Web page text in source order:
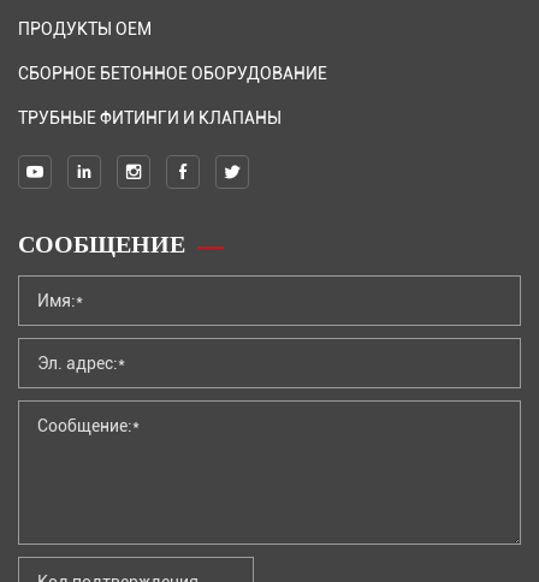
ПРОДУКТЫ OEM
СБОРНОЕ БЕТОННОЕ ОБОРУДОВАНИЕ
ТРУБНЫЕ ФИТИНГИ И КЛАПАНЫ
СООБЩЕНИЕ